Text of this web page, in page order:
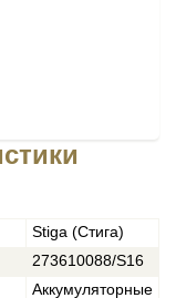
Stiga (Стига)
273610088/S16
Аккумуляторные